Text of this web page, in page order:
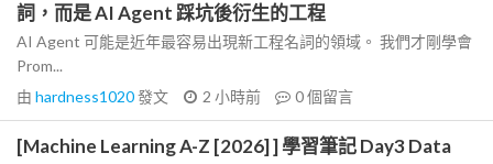
詞，而是 AI Agent 踩坑後衍生的工程
AI Agent 可能是近年最容易出現新工程名詞的領域。 我們才剛學會
Prom...
由 hardness1020發文 2 小時前 0個留言
[Machine Learning A-Z [2026] ] 學習筆記 Day3 Data